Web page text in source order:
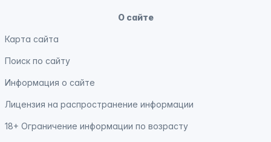
О сайте
Карта сайта
Поиск по сайту
Информация о сайте
Лицензия на распространение информации
18+ Ограничение информации по возрасту